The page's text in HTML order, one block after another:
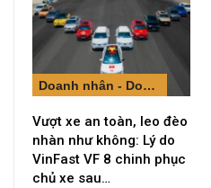
Doanh nhân - Doanh nghiệp
Vượt xe an toàn, leo đèo
nhàn như không: Lý do
VinFast VF 8 chinh phục
chủ xe sau…